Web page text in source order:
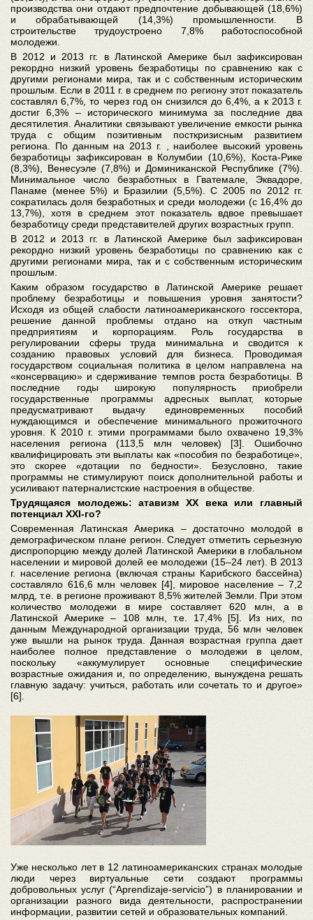
производства они отдают предпочтение добывающей (18,6%)
и обрабатывающей (14,3%) промышленности. В
строительстве трудоустроено 7,8% работоспособной
молодежи.
В 2012 и 2013 гг. в Латинской Америке был зафиксирован
рекордно низкий уровень безработицы по сравнению как с
другими регионами мира, так и с собственным историческим
прошлым. Если в 2011 г. в среднем по региону этот показатель
составлял 6,7%, то через год он снизился до 6,4%, а к 2013 г.
достиг 6,3% – исторического минимума за последние два
десятилетия. Аналитики связывают увеличение емкости рынка
труда с общим позитивным посткризисным развитием
региона. По данным на 2013 г. , наиболее высокий уровень
безработицы зафиксирован в Колумбии (10,6%), Коста-Рике
(8,3%), Венесуэле (7,8%) и Доминиканской Республике (7%).
Минимальное число безработных в Гватемале, Эквадоре,
Панаме (менее 5%) и Бразилии (5,5%). С 2005 по 2012 гг.
сократилась доля безработных и среди молодежи (с 16,4% до
13,7%), хотя в среднем этот показатель вдвое превышает
безработицу среди представителей других возрастных групп.
В 2012 и 2013 гг. в Латинской Америке был зафиксирован
рекордно низкий уровень безработицы по сравнению как с
другими регионами мира, так и с собственным историческим
прошлым.
Каким образом государство в Латинской Америке решает
проблему безработицы и повышения уровня занятости?
Исходя из общей слабости латиноамериканского госсектора,
решение данной проблемы отдано на откуп частным
предприятиям и корпорациям. Роль государства в
регулировании сферы труда минимальна и сводится к
созданию правовых условий для бизнеса. Проводимая
государством социальная политика в целом направлена на
«консервацию» и сдерживание темпов роста безработицы. В
последние годы широкую популярность приобрели
государственные программы адресных выплат, которые
предусматривают выдачу единовременных пособий
нуждающимся и обеспечение минимального прожиточного
уровня. К 2010 г. этими программами было охвачено 19,3%
населения региона (113,5 млн человек) [3]. Ошибочно
квалифицировать эти выплаты как «пособия по безработице»,
это скорее «дотации по бедности». Безусловно, такие
программы не стимулируют поиск дополнительной работы и
усиливают патерналистские настроения в обществе.
Трудящаяся молодежь: атавизм ХХ века или главный
потенциал XXI-го?
Современная Латинская Америка – достаточно молодой в
демографическом плане регион. Следует отметить серьезную
диспропорцию между долей Латинской Америки в глобальном
населении и мировой долей ее молодежи (15–24 лет). В 2013
г. население региона (включая страны Карибского бассейна)
составляло 616,6 млн человек [4], мировое население – 7,2
млрд, т.е. в регионе проживают 8,5% жителей Земли. При этом
количество молодежи в мире составляет 620 млн, а в
Латинской Америке – 108 млн, т.е. 17,4% [5]. Из них, по
данным Международной организации труда, 56 млн человек
уже вышли на рынок труда. Данная возрастная группа дает
наиболее полное представление о молодежи в целом,
поскольку «аккумулирует основные специфические
возрастные ожидания и, по определению, вынуждена решать
главную задачу: учиться, работать или сочетать то и другое»
[6].
Уже несколько лет в 12 латиноамериканских странах молодые
люди через виртуальные сети создают программы
добровольных услуг (“Aprendizaje-servicio”) в планировании и
организации разного вида деятельности, распространении
информации, развитии сетей и образовательных компаний.